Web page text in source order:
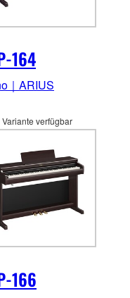
164
｜ARIUS
Variante verfügbar
166